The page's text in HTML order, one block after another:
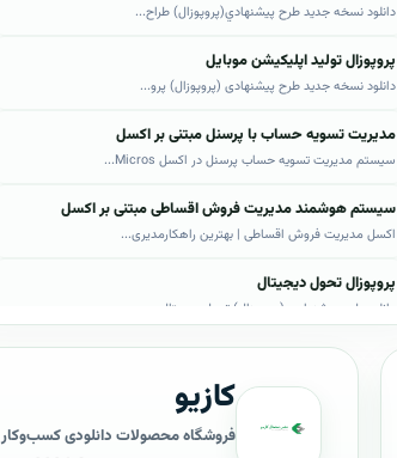
دانلود نسخه جدید طرح پيشنهادي(پروپوزال) طراح...
پروپوزال تولید اپلیکیشن موبایل
دانلود نسخه جدید طرح پیشنهادی (پروپوزال) پرو...
مدیریت تسویه حساب با پرسنل مبتنی بر اکسل
سیستم مدیریت تسویه حساب پرسنل در اکسل Micros...
سیستم هوشمند مدیریت فروش اقساطی مبتنی بر اکسل
اکسل مدیریت فروش اقساطی | بهترین راهکارمدیری...
پروپوزال تحول دیجیتال
دانلود طرح پیشنهادی (پروپوزال) تحول دیجیتال،...
پروپوزال AI
دانلود طرح پيشنهادي(پروپوزال) هوش مصنوعی (AI...
پروپوزال بیزاجی
کازیو
فروشگاه محصولات دانلودی کسب‌وکار